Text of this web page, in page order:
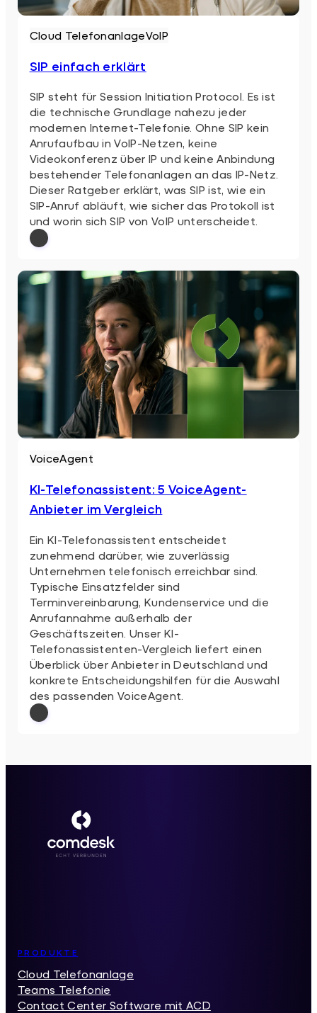
Cloud TelefonanlageVoIP
SIP einfach erklärt
SIP steht für Session Initiation Protocol. Es ist
die technische Grundlage nahezu jeder
modernen Internet-Telefonie. Ohne SIP kein
Anrufaufbau in VoIP-Netzen, keine
Videokonferenz über IP und keine Anbindung
bestehender Telefonanlagen an das IP-Netz.
Dieser Ratgeber erklärt, was SIP ist, wie ein
SIP-Anruf abläuft, wie sicher das Protokoll ist
und worin sich SIP von VoIP unterscheidet.
VoiceAgent
KI-Telefonassistent: 5 VoiceAgent-
Anbieter im Vergleich
Ein KI-Telefonassistent entscheidet
zunehmend darüber, wie zuverlässig
Unternehmen telefonisch erreichbar sind.
Typische Einsatzfelder sind
Terminvereinbarung, Kundenservice und die
Anrufannahme außerhalb der
Geschäftszeiten. Unser KI-
Telefonassistenten-Vergleich liefert einen
Überblick über Anbieter in Deutschland und
konkrete Entscheidungshilfen für die Auswahl
des passenden VoiceAgent.
Inhaltsverzeichnis
PRODUKTE
Cloud Telefonanlage
Teams Telefonie
Contact Center Software mit ACD